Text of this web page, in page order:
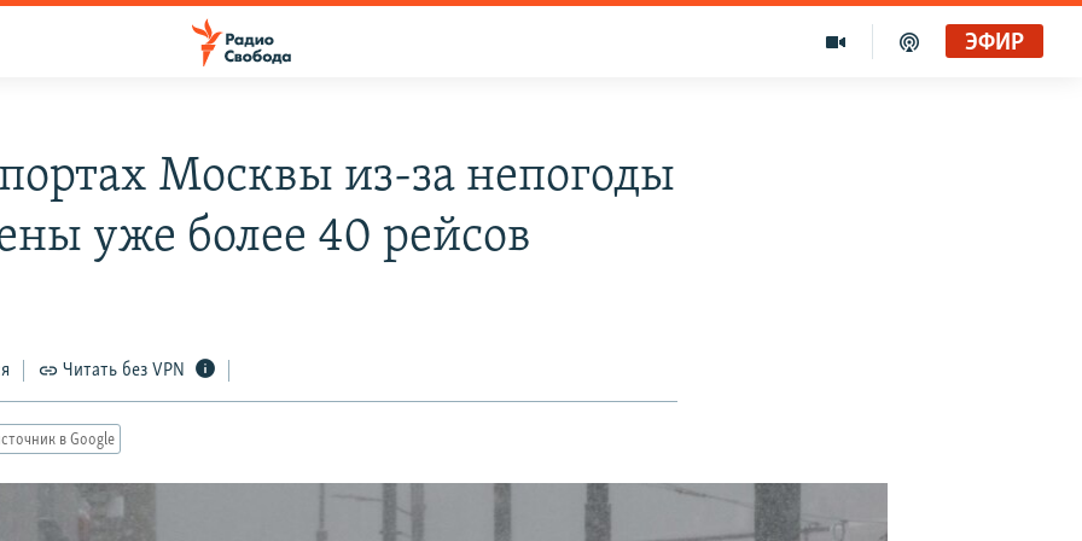
ЭФИР
Москвы из-за непогоды
уже более 40 рейсов
Читать без VPN
в Google